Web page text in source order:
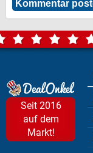
Seit 2016
auf dem
Markt!